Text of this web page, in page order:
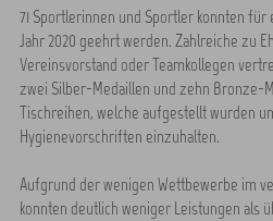
71 Sportlerinnen und Sportler konnten
Jahr 2020 geehrt werden. Zahlreiche zu
Vereinsvorstand oder Teamkollegen
zwei Silber-Medaillen und zehn Bronze-
Tischreihen, welche aufgestellt wurden
Hygienevorschriften einzuhalten.
Aufgrund der wenigen Wettbewerbe im
konnten deutlich weniger Leistungen als